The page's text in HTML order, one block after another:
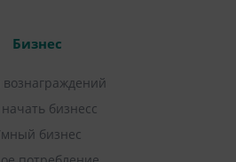
Бизнес
бизнесс
бизнес